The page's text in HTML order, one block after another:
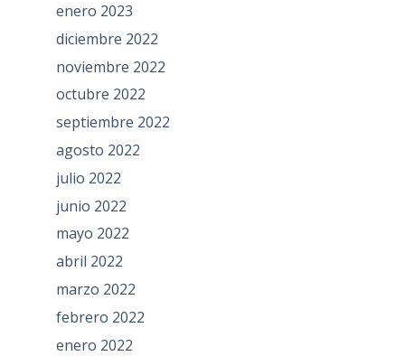
enero 2023
diciembre 2022
noviembre 2022
octubre 2022
septiembre 2022
agosto 2022
julio 2022
junio 2022
mayo 2022
abril 2022
marzo 2022
febrero 2022
enero 2022